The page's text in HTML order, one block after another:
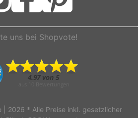
uns bei Shopvote!
| 2026 * Alle Preise inkl. gesetzlicher